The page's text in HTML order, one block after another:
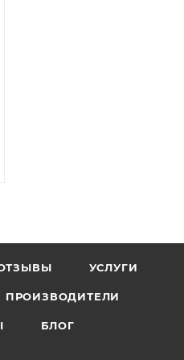
УСЛУГИ
ПРОИЗВОДИТЕЛИ
БЛОГ